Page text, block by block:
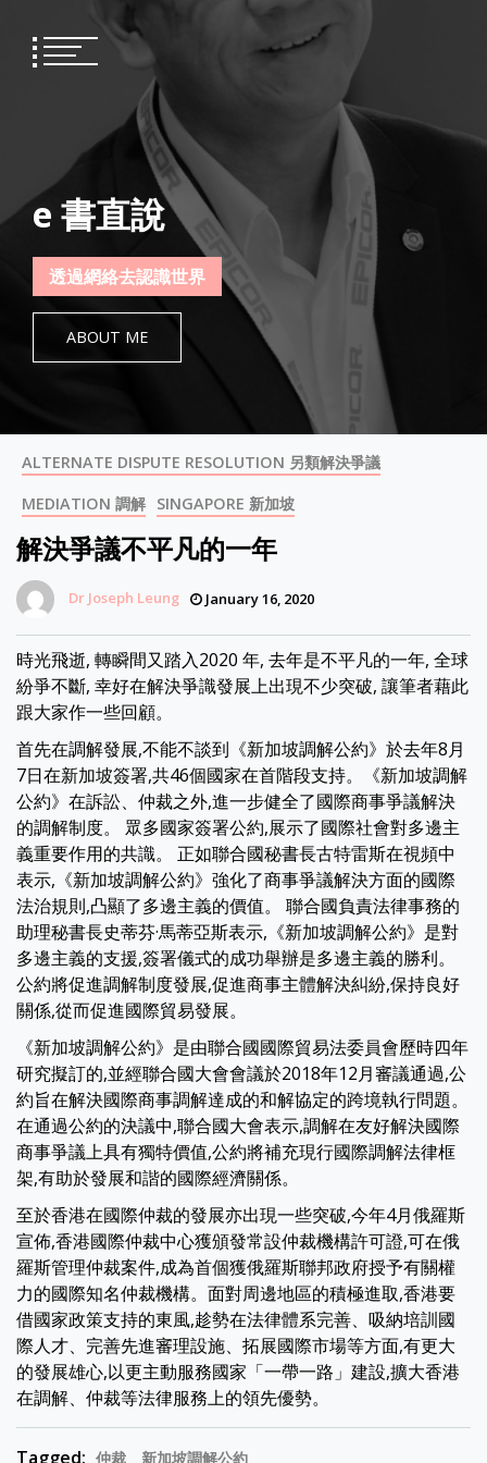
content
e 書直說
透過網絡去認識世界
ABOUT ME
ALTERNATE DISPUTE RESOLUTION 另類解決爭議
MEDIATION 調解 SINGAPORE 新加坡
解決爭議不平凡的一年
Dr Joseph Leung January 16, 2020
時光飛逝, 轉瞬間又踏入2020 年, 去年是不平凡的一年, 全球
紛爭不斷, 幸好在解決爭識發展上出現不少突破, 讓筆者藉此
跟大家作一些回顧。
首先在調解發展,不能不談到《新加坡調解公約》於去年8月
7日在新加坡簽署,共46個國家在首階段支持。《新加坡調解
公約》在訴訟、仲裁之外,進一步健全了國際商事爭議解決
的調解制度。 眾多國家簽署公約,展示了國際社會對多邊主
義重要作用的共識。 正如聯合國秘書長古特雷斯在視頻中
表示,《新加坡調解公約》強化了商事爭議解決方面的國際
法治規則,凸顯了多邊主義的價值。 聯合國負責法律事務的
助理秘書長史蒂芬·馬蒂亞斯表示,《新加坡調解公約》是對
多邊主義的支援,簽署儀式的成功舉辦是多邊主義的勝利。
公約將促進調解制度發展,促進商事主體解決糾紛,保持良好
關係,從而促進國際貿易發展。
《新加坡調解公約》是由聯合國國際貿易法委員會歷時四年
研究擬訂的,並經聯合國大會會議於2018年12月審議通過,公
約旨在解決國際商事調解達成的和解協定的跨境執行問題。
在通過公約的決議中,聯合國大會表示,調解在友好解決國際
商事爭議上具有獨特價值,公約將補充現行國際調解法律框
架,有助於發展和諧的國際經濟關係。
至於香港在國際仲裁的發展亦出現一些突破,今年4月俄羅斯
宣佈,香港國際仲裁中心獲頒發常設仲裁機構許可證,可在俄
羅斯管理仲裁案件,成為首個獲俄羅斯聯邦政府授予有關權
力的國際知名仲裁機構。面對周邊地區的積極進取,香港要
借國家政策支持的東風,趁勢在法律體系完善、吸納培訓國
際人才、完善先進審理設施、拓展國際市場等方面,有更大
的發展雄心,以更主動服務國家「一帶一路」建設,擴大香港
在調解、仲裁等法律服務上的領先優勢。
Tagged: 仲裁 新加坡調解公約